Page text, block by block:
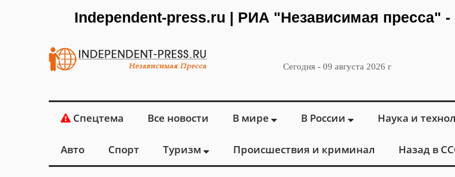
Independent-press.ru | РИА "Независимая пресса"
Сегодня - 09 августа 2026 г
Спецтема Все новости В мире В России Наука и
Авто Спорт Туризм Происшествия и криминал Назад в